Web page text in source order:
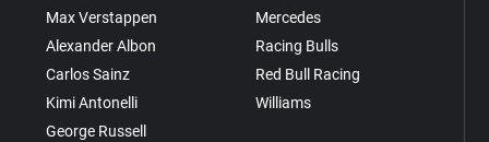
Max Verstappen
Alexander Albon
Carlos Sainz
Kimi Antonelli
George Russell
Mercedes
Racing Bulls
Red Bull Racing
Williams